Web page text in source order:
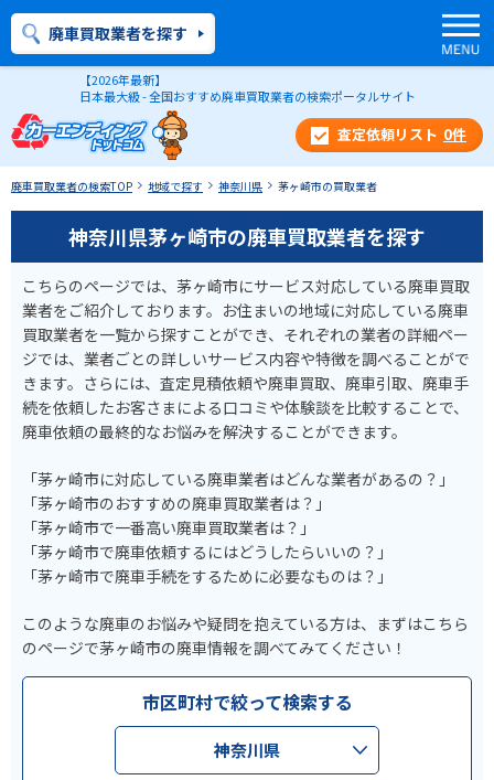
【2026年最新】
日本最大級 - 全国おすすめ廃車買取業者の検索ポータルサイト
0件
廃車買取業者を探す
廃車買取業者の検索TOP 地域で探す 神奈川県 茅ヶ崎市の買取業者
神奈川県茅ヶ崎市の廃車買取業者を探す
こちらのページでは、茅ヶ崎市にサービス対応している廃車買取
業者をご紹介しております。お住まいの地域に対応している廃車
買取業者を一覧から探すことができ、それぞれの業者の詳細ペー
ジでは、業者ごとの詳しいサービス内容や特徴を調べることがで
きます。さらには、査定見積依頼や廃車買取、廃車引取、廃車手
続を依頼したお客さまによる口コミや体験談を比較することで、
廃車依頼の最終的なお悩みを解決することができます。
「茅ヶ崎市に対応している廃車業者はどんな業者があるの？」
「茅ヶ崎市のおすすめの廃車買取業者は？」
「茅ヶ崎市で一番高い廃車買取業者は？」
「茅ヶ崎市で廃車依頼するにはどうしたらいいの？」
「茅ヶ崎市で廃車手続をするために必要なものは？」
このような廃車のお悩みや疑問を抱えている方は、まずはこちら
のページで茅ヶ崎市の廃車情報を調べてみてください！
市区町村で絞って検索する
神奈川県